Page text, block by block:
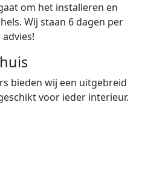
om het installeren en
Wij staan 6 dagen per
bieden wij een uitgebreid
voor ieder interieur.